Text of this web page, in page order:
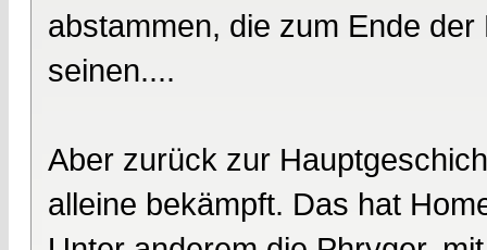
abstammen, die zum Ende
seinen....
Aber zurück zur
alleine bekämpft. Das hat